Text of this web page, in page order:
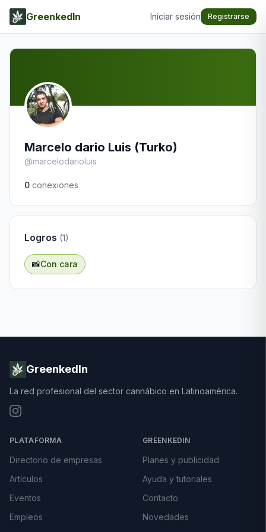
GreenkedIn Iniciar sesión Registrarse
Marcelo dario Luis (Turko)
@marcelodarioluis
0 conexiones
Logros (1)
📸Con cara
GreenkedIn
La red profesional del sector cannábico en Latinoamérica.
PLATAFORMA
Directorio de empresas
Artículos
Eventos
Empleos
GREENKEDIN
Planes y publicidad
Ayuda y tutoriales
Contacto
Novedades